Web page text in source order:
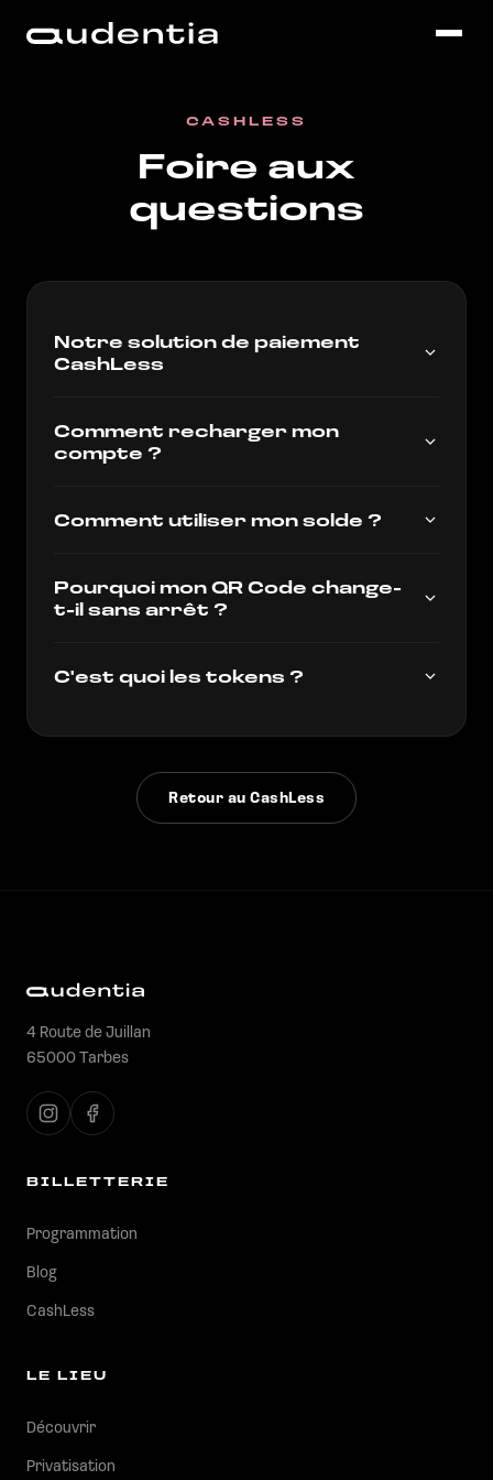
CASHLESS
Foire aux
questions
Notre solution de paiement
CashLess
Comment recharger mon
compte ?
Comment utiliser mon solde ?
Pourquoi mon QR Code change-
t-il sans arrêt ?
C'est quoi les tokens ?
Retour au CashLess
4 Route de Juillan
65000 Tarbes
BILLETTERIE
Programmation
Blog
CashLess
LE LIEU
Découvrir
Privatisation